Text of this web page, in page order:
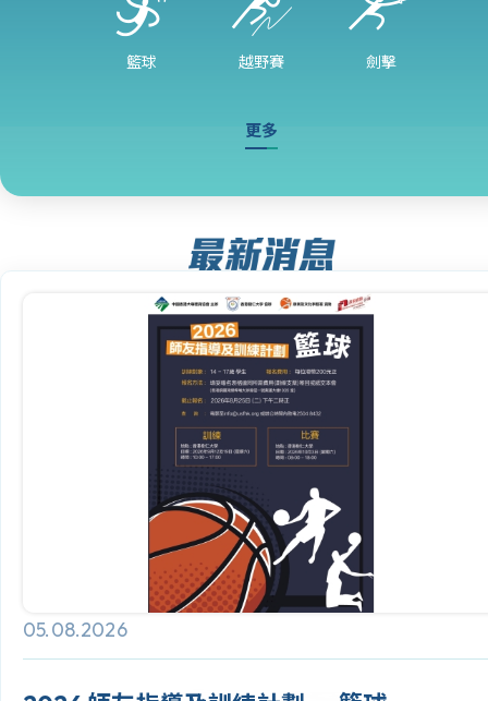
籃球 越野賽 劍擊
更多
05.08.2026